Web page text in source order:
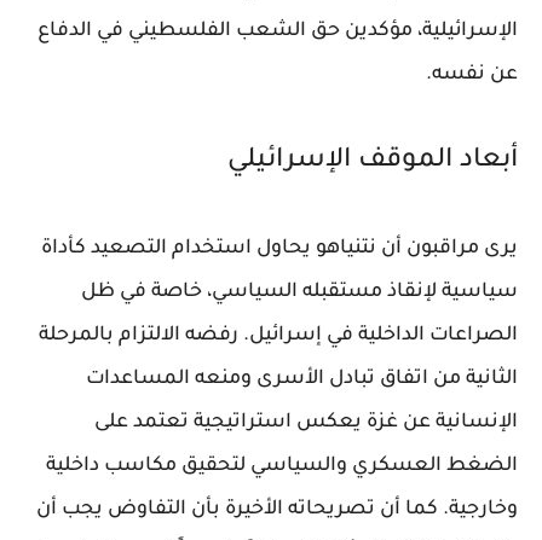
الإسرائيلية، مؤكدين حق الشعب الفلسطيني في الدفاع
عن نفسه.
أبعاد الموقف الإسرائيلي
يرى مراقبون أن نتنياهو يحاول استخدام التصعيد كأداة
سياسية لإنقاذ مستقبله السياسي، خاصة في ظل
الصراعات الداخلية في إسرائيل. رفضه الالتزام بالمرحلة
الثانية من اتفاق تبادل الأسرى ومنعه المساعدات
الإنسانية عن غزة يعكس استراتيجية تعتمد على
الضغط العسكري والسياسي لتحقيق مكاسب داخلية
وخارجية. كما أن تصريحاته الأخيرة بأن التفاوض يجب أن